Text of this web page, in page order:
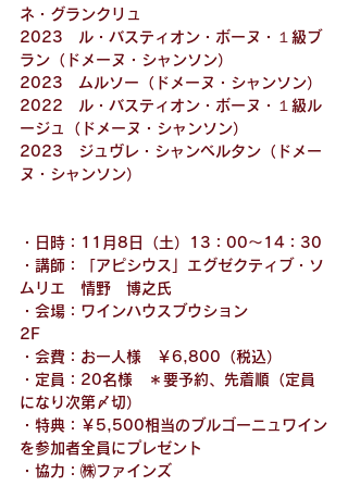
ネ・グランクリュ
2023
ル・バスティオン・ボーヌ・１級ブ
ラン（ドメーヌ・シャンソン）
2023　ムルソー（ドメーヌ・シャンソン）
2022　ル・バスティオン・ボーヌ・１級ル
ージュ（ドメーヌ・シャンソン）
2023　ジュヴレ・シャンベルタン（ドメー
ヌ・シャンソン）
・日時：11月8日（土）13：00～14：30
・講師：「アピシウス」エグゼクティブ・ソ
ムリエ 情野　博之 氏
・会場：ワインハウスブウション
2F
・会費：お一人様　￥6,800（税込）
・定員：20名様　＊要予約、先着順（定員
になり次第〆切）
・特典：￥5,500相当のブルゴーニュワイン
を参加者全員にプレゼント
・協力：㈱ファインズ